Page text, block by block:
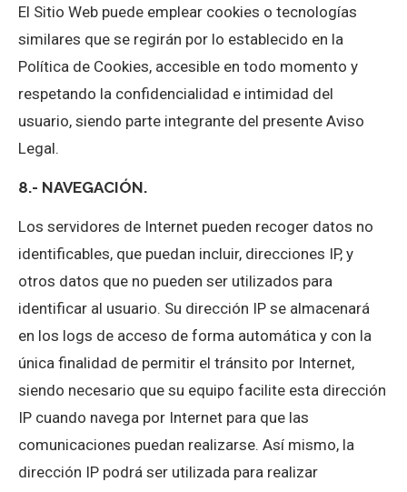
El Sitio Web puede emplear cookies o tecnologías
similares que se regirán por lo establecido en la
Política de Cookies, accesible en todo momento y
respetando la confidencialidad e intimidad del
usuario, siendo parte integrante del presente Aviso
Legal.
8.- NAVEGACIÓN.
Los servidores de Internet pueden recoger datos no
identificables, que puedan incluir, direcciones IP, y
otros datos que no pueden ser utilizados para
identificar al usuario. Su dirección IP se almacenará
en los logs de acceso de forma automática y con la
única finalidad de permitir el tránsito por Internet,
siendo necesario que su equipo facilite esta dirección
IP cuando navega por Internet para que las
comunicaciones puedan realizarse. Así mismo, la
dirección IP podrá ser utilizada para realizar